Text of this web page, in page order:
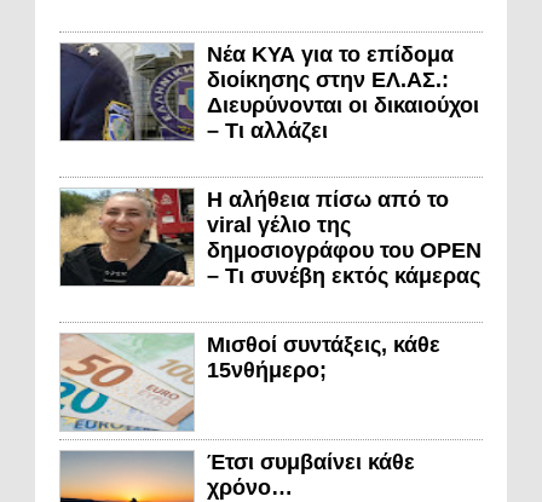
Νέα ΚΥΑ για το επίδομα
διοίκησης στην ΕΛ.ΑΣ.:
Διευρύνονται οι δικαιούχοι
– Τι αλλάζει
Η αλήθεια πίσω από το
viral γέλιο της
δημοσιογράφου του OPEN
– Τι συνέβη εκτός κάμερας
Μισθοί συντάξεις, κάθε
15νθήμερο;
Έτσι συμβαίνει κάθε
χρόνο…